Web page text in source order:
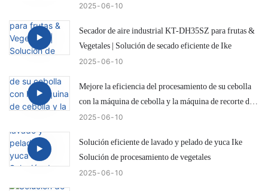
2025 06 10
Secador de aire industrial KT-DH35SZ para frutas &
Vegetales | Solución de secado eficiente de Ike
2025 06 10
Mejore la eficiencia del procesamiento de su cebolla
con la máquina de cebolla y la máquina de recorte de
cola IKE KW-QG500
2025 06 10
Solución eficiente de lavado y pelado de yuca Ike
Solución de procesamiento de vegetales
2025 06 10